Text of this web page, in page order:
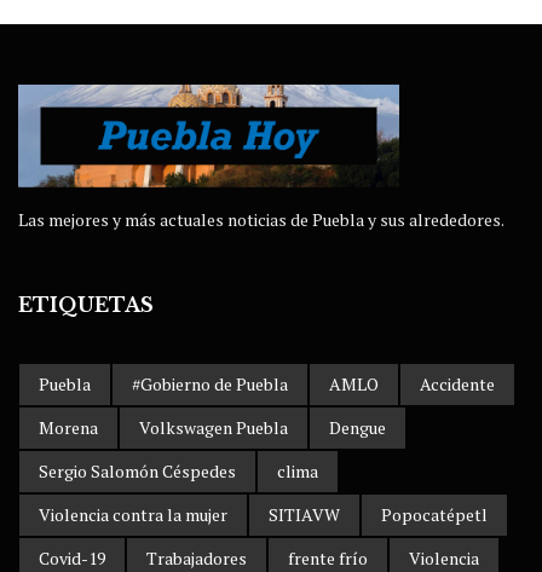
Las mejores y más actuales noticias de Puebla y sus alrededores.
ETIQUETAS
Puebla #Gobierno de Puebla AMLO
Accidente
Morena
Volkswagen Puebla
Dengue
Sergio Salomón Céspedes
clima
Violencia contra la mujer
SITIAVW
Popocatépetl
Covid-19
Trabajadores frente frío Violencia